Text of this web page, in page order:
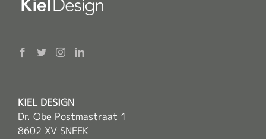
KIEL DESIGN
Dr. Obe Postmastraat 1
8602 XV SNEEK